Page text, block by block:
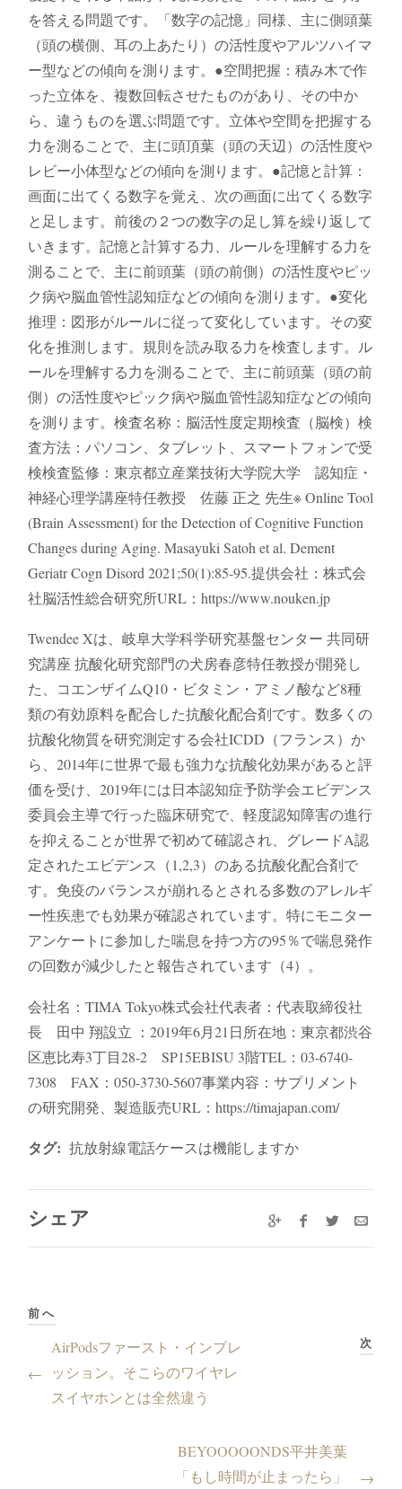
を答える問題です。「数字の記憶」同様、主に側頭葉
（頭の横側、耳の上あたり）の活性度やアルツハイマ
ー型などの傾向を測ります。●空間把握：積み木で作
った立体を、複数回転させたものがあり、その中か
ら、違うものを選ぶ問題です。立体や空間を把握する
力を測ることで、主に頭頂葉（頭の天辺）の活性度や
レビー小体型などの傾向を測ります。●記憶と計算：
画面に出てくる数字を覚え、次の画面に出てくる​数字
と足します。前後の２つの数字の​足し算を繰り返して
いきます。記憶と計算する力、ルールを理解する力を
測ることで、主に前頭葉（頭の前側）の活性度やピッ
ク病や脳血管性認知症などの傾向を測ります。●変化
推理：図形がルールに従って変化しています。その変
化を推測します。規則を読み取る力を検査します。ル
ールを理解する力を測ることで、主に前頭葉（頭の前
側）の活性度やピック病や脳血管性認知症などの傾向
を測ります​。検査名称：脳活性度定期検査（脳検）検
査方法：パソコン、タブレット、スマートフォンで受
検検査監修：東京都立産業技術大学院大学 認知症・
神経心理学講座特任教授 佐藤 正之 先生※ Online Tool
(Brain Assessment) for the Detection of Cognitive Function
Changes during Aging. Masayuki Satoh et al. Dement
Geriatr Cogn Disord 2021;50(1):85-95.提供会社：株式会
社脳活性総合研究所URL：https://www.nouken.jp
Twendee Xは、岐阜大学科学研究基盤センター 共同研
究講座 抗酸化研究部門の犬房春彦特任教授が開発し
た、コエンザイムQ10・ビタミン・アミノ酸など8種
類の有効原料を配合した抗酸化配合剤です。数多くの
抗酸化物質を研究測定する会社ICDD（フランス）か
ら、2014年に世界で最も強力な抗酸化効果があると評
価を受け、2019年には日本認知症予防学会エビデンス
委員会主導で行った臨床研究で、軽度認知障害の進行
を抑えることが世界で初めて確認され、グレードA認
定されたエビデンス（1,2,3）のある抗酸化配合剤で
す。免疫のバランスが崩れるとされる多数のアレルギ
ー性疾患でも効果が確認されています。特にモニター
アンケートに参加した喘息を持つ方の95％で喘息発作
の回数が減少したと報告されています（4）。
会社名：TIMA Tokyo株式会社代表者：代表取締役社
長 田中 翔設立 ：2019年6月21日所在地：東京都渋谷
区恵比寿3丁目28-2 SP15EBISU 3階TEL：03-6740-
7308 FAX：050-3730-5607事業内容：サプリメント
の研究開発、製造販売URL：https://timajapan.com/
タグ: 抗放射線電話ケースは機能しますか
シェア
前へ
←
AirPodsファースト・インプレ
ッション。そこらのワイヤレ
スイヤホンとは全然違う
次
BEYOOOOONDS平井美葉
「もし時間が止まったら」
→